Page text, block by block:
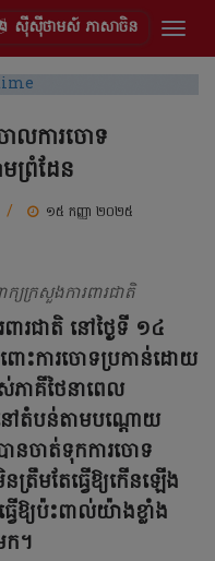
ស៊ីស៊ីថាមស៍ ភាសាចិន
ោលការចោទ
មព្រំដែន
/ ១៥ កញ្ញា ២០២៥
យក្រសួងការពារជាតិ
ពារជាតិ នៅថ្ងៃទី ១៤
ោះការចោទប្រកាន់ដោយ
ស់ភាគីថៃនាពេល
នៅតំបន់តាមបណ្តោយ
នចាត់ទុកការចោទ
ត្រឹមតែធ្វើឱ្យកើនឡើង
ើឱ្យប៉ះពាល់យ៉ាងខ្លាំង
ក។